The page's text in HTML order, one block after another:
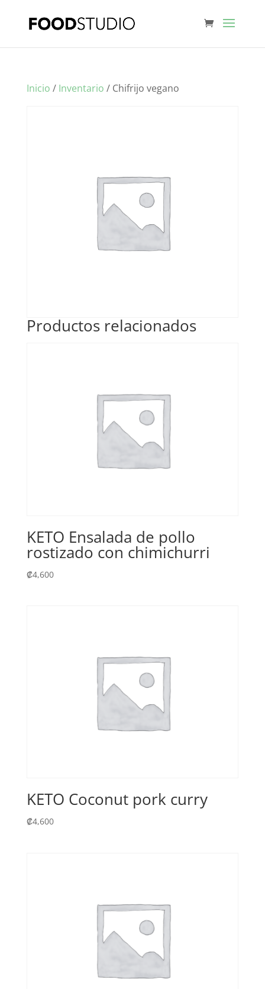
Inicio / Inventario / Chifrijo vegano
Productos relacionados
KETO Ensalada de pollo
rostizado con chimichurri
₡4,600
KETO Coconut pork curry
₡4,600